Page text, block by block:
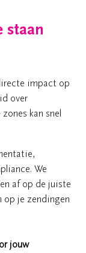
staan
impact op
over
kan snel
We
af op de juiste
op je zendingen
jouw